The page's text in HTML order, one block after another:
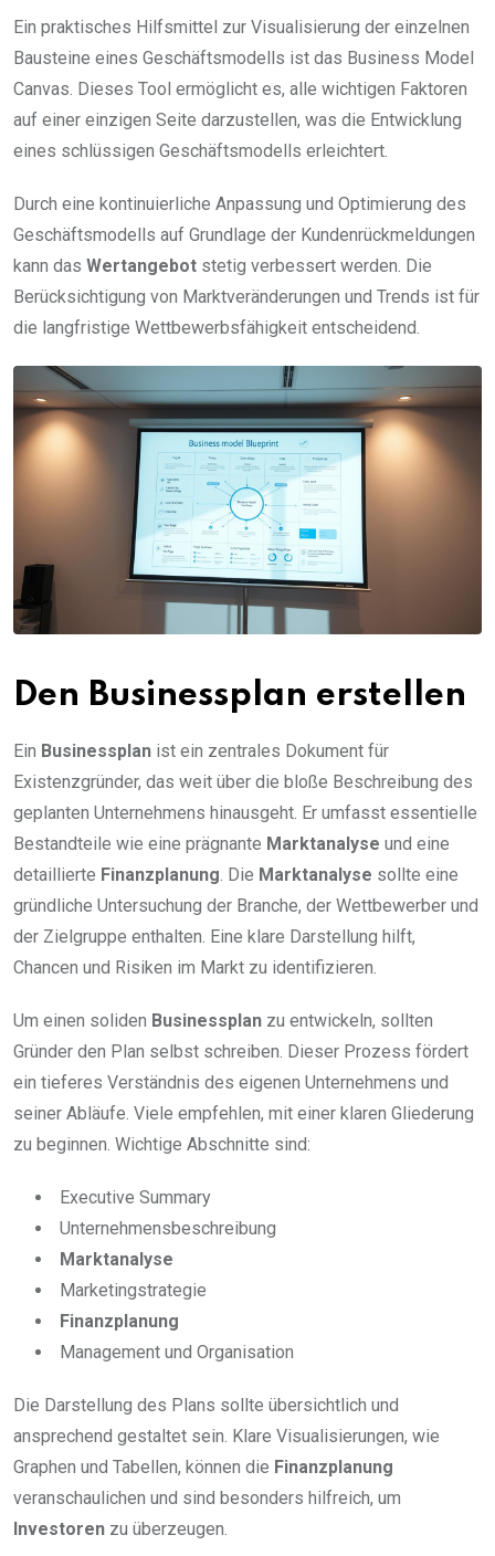
Ein praktisches Hilfsmittel zur Visualisierung der einzelnen
Bausteine eines Geschäftsmodells ist das Business Model
Canvas. Dieses Tool ermöglicht es, alle wichtigen Faktoren
auf einer einzigen Seite darzustellen, was die Entwicklung
eines schlüssigen Geschäftsmodells erleichtert.
Durch eine kontinuierliche Anpassung und Optimierung des
Geschäftsmodells auf Grundlage der Kundenrückmeldungen
kann das Wertangebot stetig verbessert werden. Die
Berücksichtigung von Marktveränderungen und Trends ist für
die langfristige Wettbewerbsfähigkeit entscheidend.
Den Businessplan erstellen
Ein Businessplan ist ein zentrales Dokument für
Existenzgründer, das weit über die bloße Beschreibung des
geplanten Unternehmens hinausgeht. Er umfasst essentielle
Bestandteile wie eine prägnante Marktanalyse und eine
detaillierte Finanzplanung . Die Marktanalyse sollte eine
gründliche Untersuchung der Branche, der Wettbewerber und
der Zielgruppe enthalten. Eine klare Darstellung hilft,
Chancen und Risiken im Markt zu identifizieren.
Um einen soliden Businessplan zu entwickeln, sollten
Gründer den Plan selbst schreiben. Dieser Prozess fördert
ein tieferes Verständnis des eigenen Unternehmens und
seiner Abläufe. Viele empfehlen, mit einer klaren Gliederung
zu beginnen. Wichtige Abschnitte sind:
Executive Summary
Unternehmensbeschreibung
Marktanalyse
Marketingstrategie
Finanzplanung
Management und Organisation
Die Darstellung des Plans sollte übersichtlich und
ansprechend gestaltet sein. Klare Visualisierungen, wie
Graphen und Tabellen, können die Finanzplanung
veranschaulichen und sind besonders hilfreich, um
Investoren zu überzeugen.